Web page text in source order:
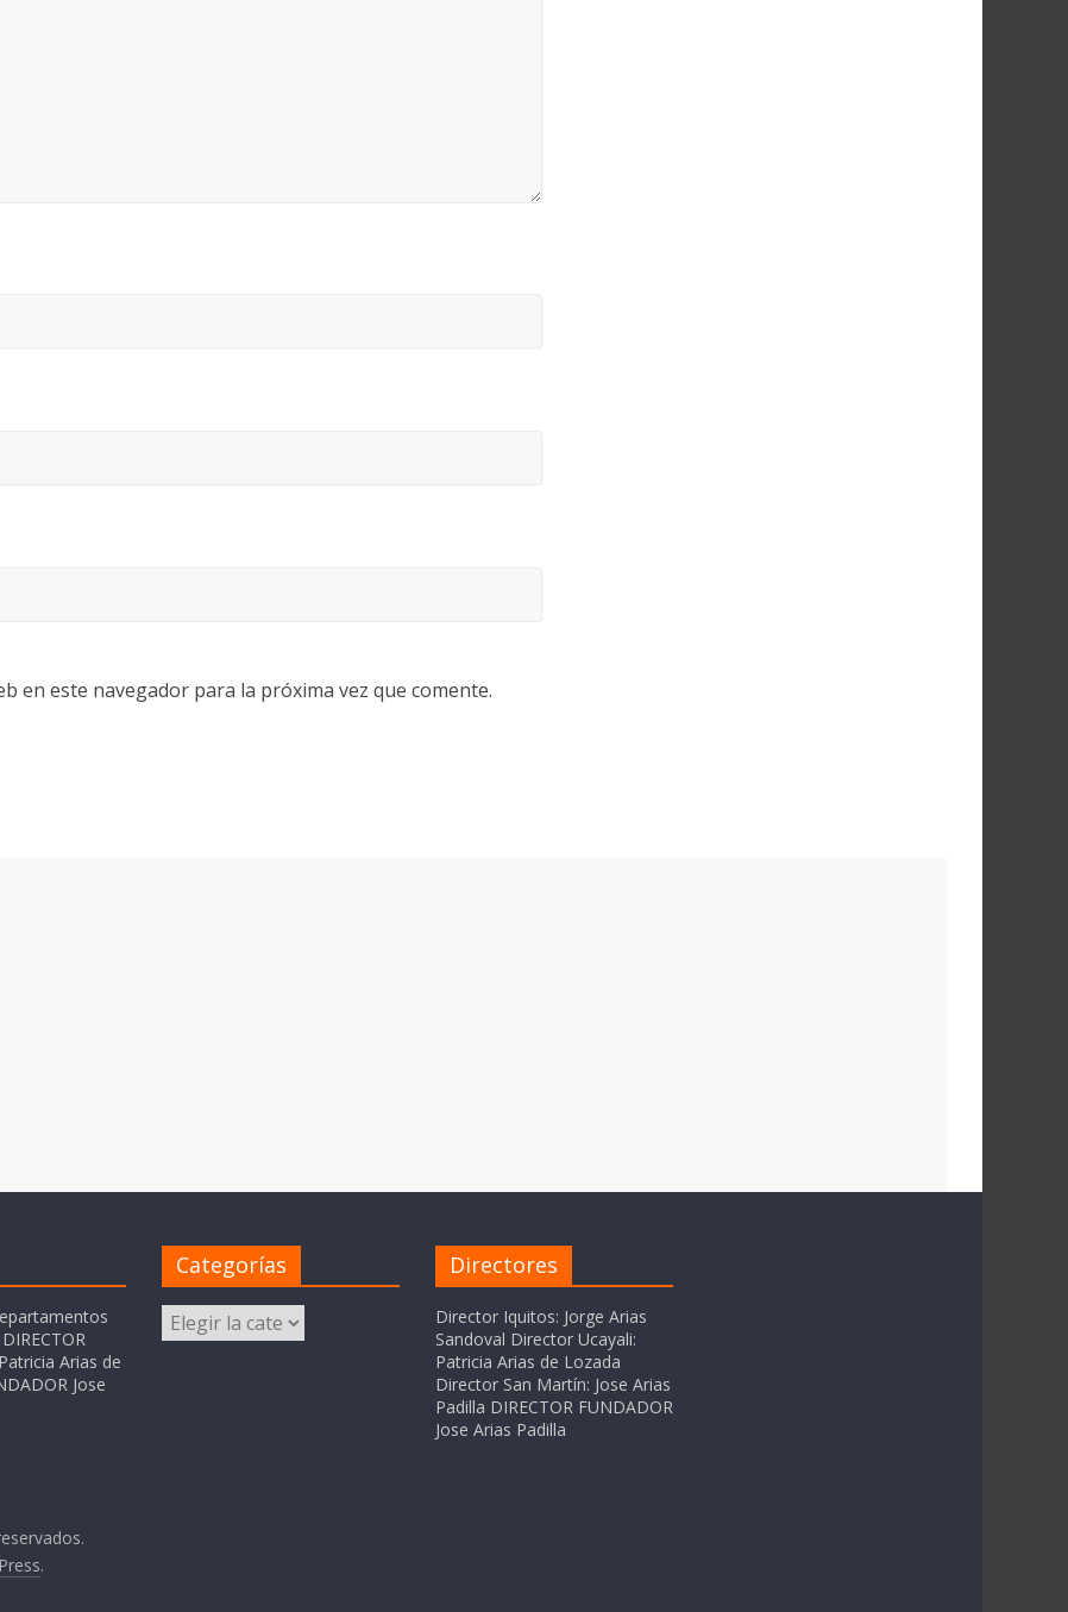
en este navegador para la próxima vez que comente.
Arias de
Jose
Categorías
Categorías
Directores
Director Iquitos: Jorge Arias
Sandoval Director Ucayali:
Patricia Arias de Lozada
Director San Martín: Jose Arias
Padilla DIRECTOR FUNDADOR
Jose Arias Padilla
.